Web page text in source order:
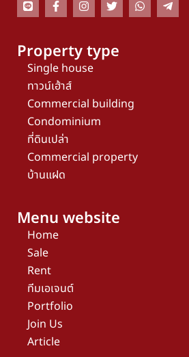
Property type
Single house
ทาวน์เฮ้าส์
Commercial building
Condominium
ที่ดินเปล่า
Commercial property
บ้านแฝด
Menu website
Home
Sale
Rent
ทีมเอเจนต์
Portfolio
Join Us
Article